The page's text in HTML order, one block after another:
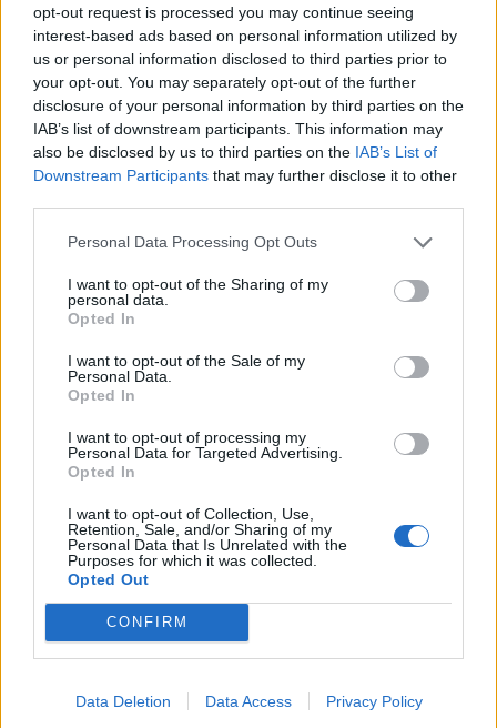
opt-out request is processed you may continue seeing
interest-based ads based on personal information utilized by
us or personal information disclosed to third parties prior to
your opt-out. You may separately opt-out of the further
disclosure of your personal information by third parties on the
IAB’s list of downstream participants. This information may
also be disclosed by us to third parties on the IAB’s List of
Downstream Participants that may further disclose it to other
Personal Data Processing Opt Outs
I want to opt-out of the Sharing of my
personal data.
Opted In
I want to opt-out of the Sale of my
Personal Data.
Opted In
I want to opt-out of processing my
Personal Data for Targeted Advertising.
Opted In
I want to opt-out of Collection, Use,
Retention, Sale, and/or Sharing of my
Personal Data that Is Unrelated with the
Purposes for which it was collected.
Opted Out
CONFIRM
Data Deletion Data Access Privacy Policy